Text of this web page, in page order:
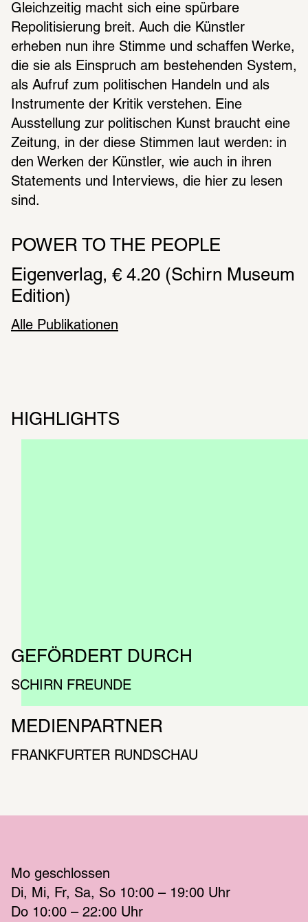
Gleichzeitig macht sich eine spürbare
Repolitisierung breit. Auch die Künstler
erheben nun ihre Stimme und schaffen Werke,
die sie als Einspruch am bestehenden System,
als Aufruf zum politischen Handeln und als
Instrumente der Kritik verstehen. Eine
Ausstellung zur politischen Kunst braucht eine
Zeitung, in der diese Stimmen laut werden: in
den Werken der Künstler, wie auch in ihren
Statements und Interviews, die hier zu lesen
sind.
POWER TO THE PEOPLE
Eigenverlag, € 4.20 (Schirn Museum
Edition)
Alle Publikationen
HIGHLIGHTS
GEFÖRDERT DURCH
SCHIRN FREUNDE
MEDIENPARTNER
FRANKFURTER RUNDSCHAU
Mo geschlossen
Di
Mi Fr Sa So 10:00 – 19:00 Uhr
Do 10:00 – 22:00 Uhr